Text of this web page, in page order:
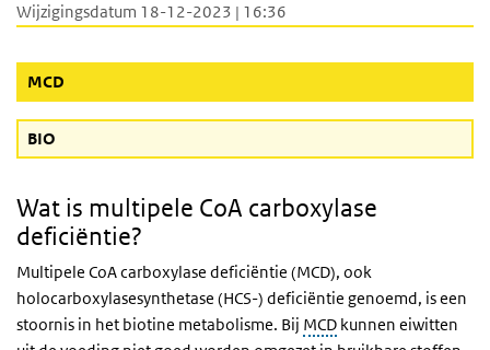
Wijzigingsdatum 18-12-2023 | 16:36
MCD
BIO
Wat is multipele CoA carboxylase
deficiëntie?
Multipele CoA carboxylase deficiëntie (MCD), ook
holocarboxylasesynthetase (HCS-) deficiëntie genoemd, is een
stoornis in het biotine metabolisme. Bij MCD kunnen eiwitten